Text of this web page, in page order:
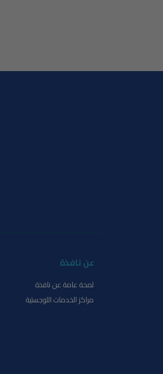
عن نافذة
لمحة عامة عن نافذة
مراكز الخدمات اللوجستية